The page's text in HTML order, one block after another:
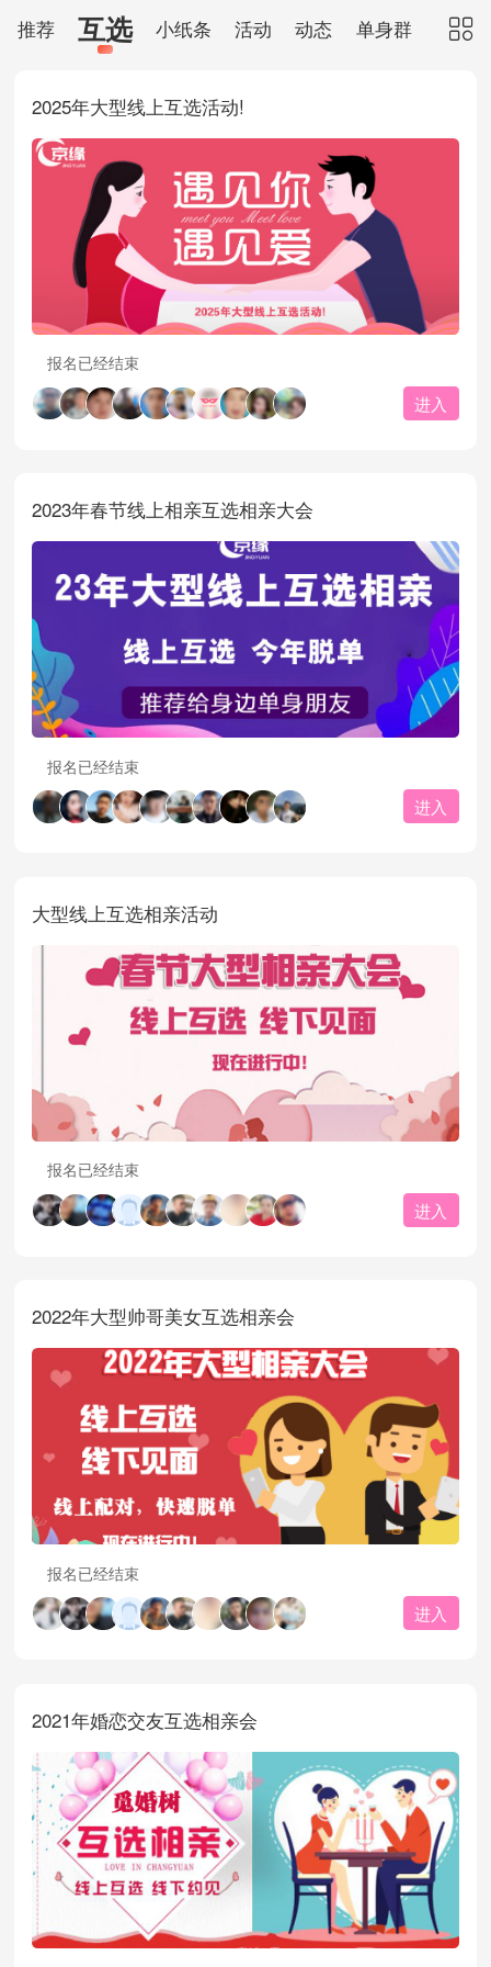
推荐 互选 小纸条 活动 动态 单身群 红娘

2025年大型线上互选活动!
报名已经结束
进入
2023年春节线上相亲互选相亲大会
报名已经结束
进入
大型线上互选相亲活动
报名已经结束
进入
2022年大型帅哥美女互选相亲会
报名已经结束
进入
2021年婚恋交友互选相亲会